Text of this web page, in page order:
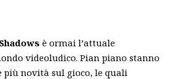
è ormai l’attuale
videoludico. Pian piano stanno
più novità sul gioco, le quali